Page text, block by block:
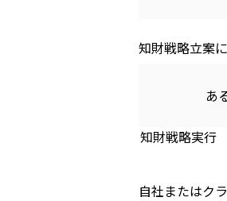
知財戦略立案
あ
知財戦略実行
自社またはク